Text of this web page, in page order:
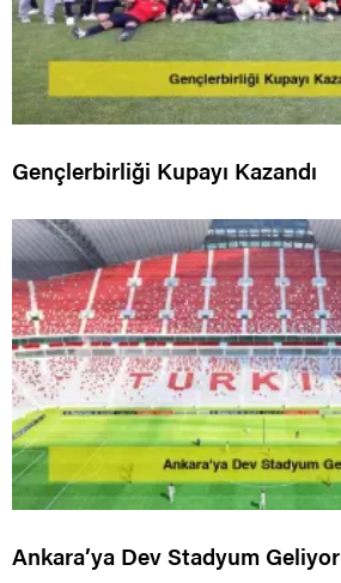
Gençlerbirliği Kupayı Kazandı
Ankara’ya Dev Stadyum Geliyor